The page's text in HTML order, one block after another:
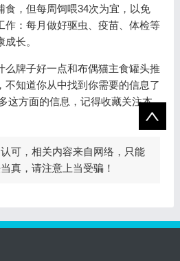
食，但每周饲喂34次为宜，以免
作：每月做好驱虫、疫苗、体检等
长。
么牌子好一点和布偶猫主食罐头推
不知道你从中找到你需要的信息了
这方面的信息，记得收藏关注本
可，相关内容来自网络，只能
真，请注意上当受骗！